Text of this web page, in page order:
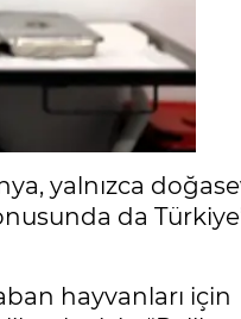
yalnızca
da
hayvanları için